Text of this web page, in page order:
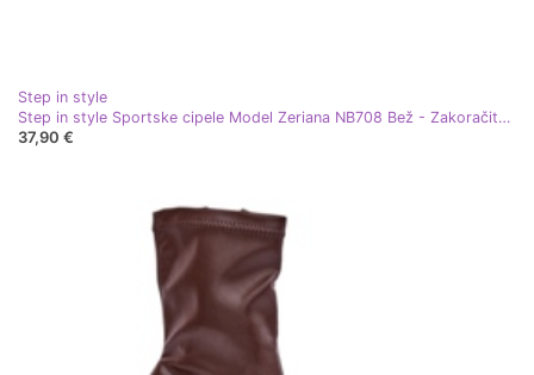
Step in style
Step in style Sportske cipele Model Zeriana NB708 Bež - Zakoračite sa stilom
37,90 €